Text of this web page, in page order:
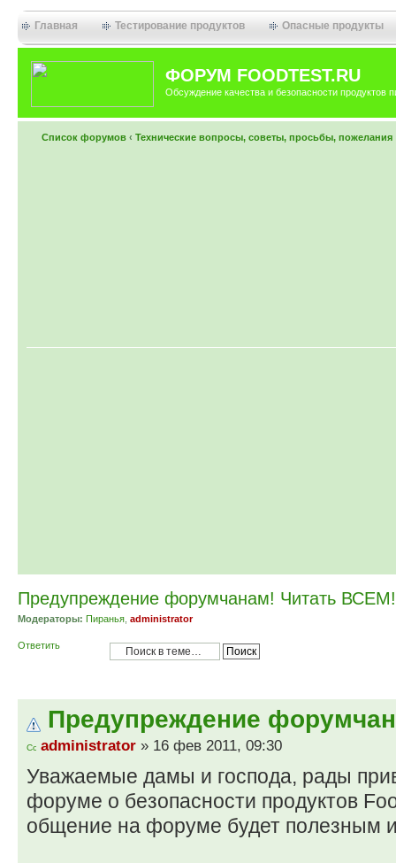
Главная Тестирование продуктов Опасные продукты
ФОРУМ FOODTEST.RU
Обсуждение качества и безопасности продуктов
Список форумов ‹ Технические вопросы, советы, просьбы, пожелания
Предупреждение форумчанам! Читать ВСЕМ!
Модераторы: Пиранья administrator
Ответить
Предупреждение
administrator » 16 фев 2011, 09:30
Уважаемые дамы и господа, рады
форуме о безопасности продуктов
общение на форуме будет полезным